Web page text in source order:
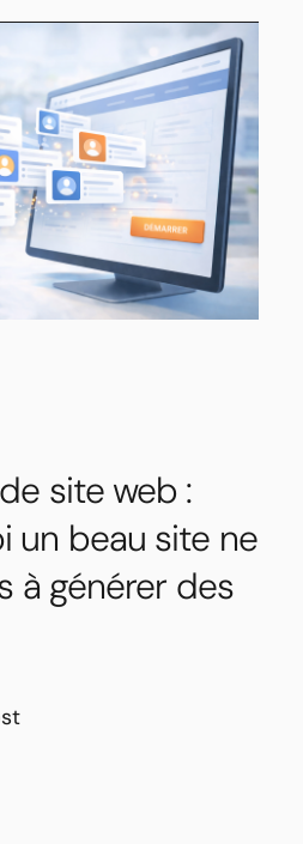
site web :
un beau site ne
à générer des